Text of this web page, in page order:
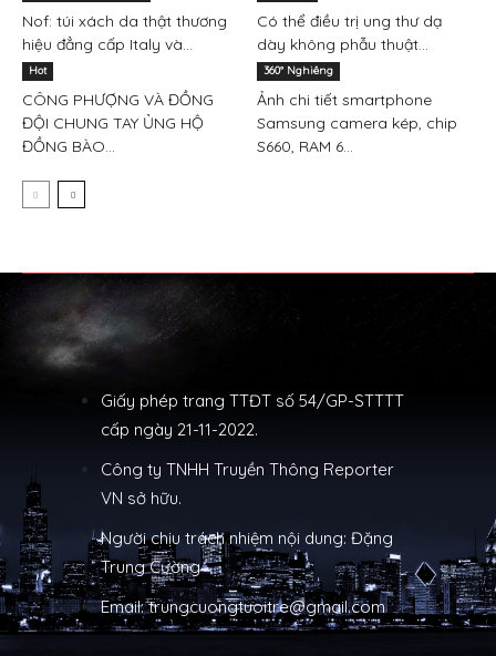
Nof: túi xách da thật thương
hiệu đẳng cấp Italy và...
Có thể điều trị ung thư dạ
dày không phẫu thuật...
Hot
CÔNG PHƯỢNG VÀ ĐỒNG
ĐỘI CHUNG TAY ỦNG HỘ
ĐỒNG BÀO...
360° Nghiêng
Ảnh chi tiết smartphone
Samsung camera kép, chip
S660, RAM 6...
Giấy phép trang TTĐT số 54/GP-STTTT
cấp ngày 21-11-2022.
Công ty TNHH Truyền Thông Reporter
VN sở hữu.
Người chịu trách nhiệm nội dung: Đặng
Trung Cường
Email: trungcuongtuoitre@gmail.com